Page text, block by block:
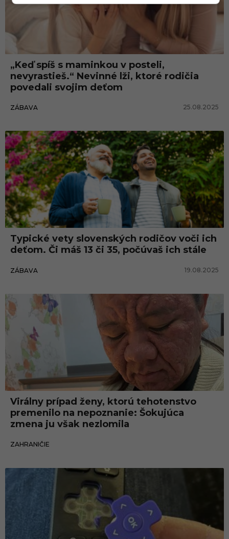
„Keď spíš s maminkou v posteli,
nevyrastieš.“ Nevinné lži, ktoré rodičia
povedali svojim deťom
ZÁBAVA 25.08.2025
Typické vety slovenských rodičov voči ich
deťom. Či máš 13 či 35, počúvaš ich stále
ZÁBAVA 19.08.2025
Virálny prípad ženy, ktorú tehotenstvo
premenilo na nepoznanie: Šokujúca
zmena ju však nezlomila
ZAHRANIČIE
Zahraničie